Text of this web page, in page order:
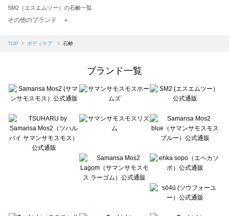
SM2（エスエムツー）の石鹸一覧
TSUHARU by Samansa Mos2（ツハルバイサマンサモスモス）の石鹸一覧
Samansa Mos2 blue（サマンサモスモス ブルー）の石鹸一覧
sō4ū（ソウフォーユー）の石鹸一覧
Te chichi（テチチ）の石鹸一覧
Te chichi CLASSIC（テチチ クラシック）の石鹸一覧
Lugnoncure（ルノンキュール）の石鹸一覧
BETTY'S BLUE（べティーズブルー）の石鹸一覧
Wpc.（ワールドパーティー）の石鹸一覧
その他のブランド ＋
TOP ボディケア 石鹸
ブランド一覧